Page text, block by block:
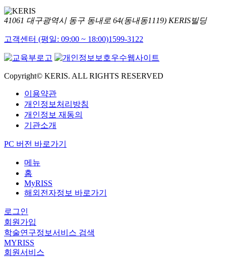
41061 대구광역시 동구 동내로 64(동내동1119) KERIS빌딩
고객센터 (평일: 09:00 ~ 18:00)1599-3122
Copyright© KERIS. ALL RIGHTS RESERVED
이용약관
개인정보처리방침
개인정보 재동의
기관소개
PC 버전 바로가기
메뉴
홈
MyRISS
해외전자정보 바로가기
로그인
회원가입
학술연구정보서비스 검색
MYRISS
회원서비스